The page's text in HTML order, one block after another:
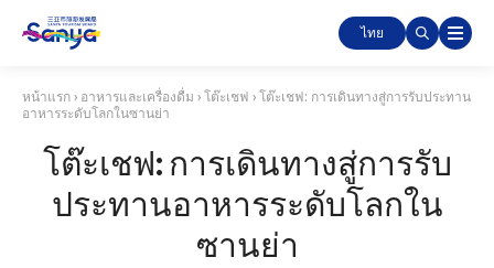
ไทย
หน้าแรก › อาหารและเครื่องดื่ม › โต๊ะเชฟ › โต๊ะเชฟ: การเดินทางสู่การรับประทาน
อาหารระดับโลกในซานย่า
โต๊ะเชฟ: การเดินทางสู่การรับ
ประทานอาหารระดับโลกใน
ซานย่า